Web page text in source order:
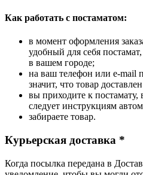
Как работать с постаматом:
в момент оформления
удобный для себя
в вашем городе;
на ваш телефон или e-mail
значит, что товар
вы приходите к
следует инструкциям
забираете товар.
Курьерская доставка *
Когда посылка передана в